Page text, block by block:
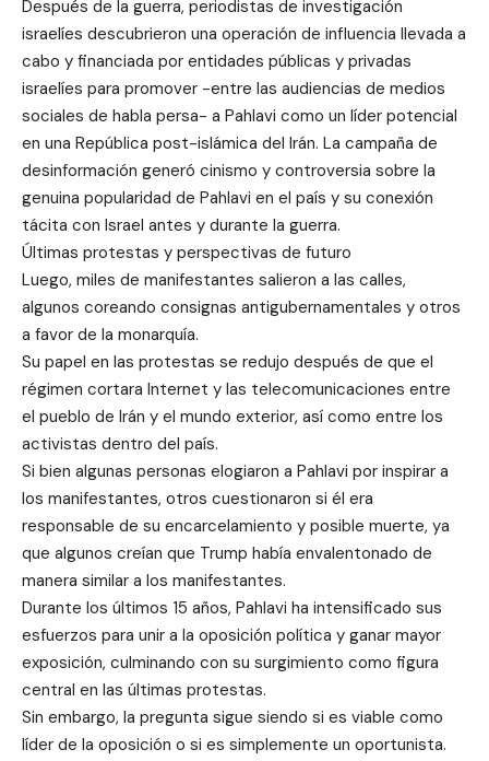
Después de la guerra, periodistas de investigación
israelíes descubrieron una operación de influencia llevada a
cabo y financiada por entidades públicas y privadas
israelíes para promover -entre las audiencias de medios
sociales de habla persa- a Pahlavi como un líder potencial
en una República post-islámica del Irán. La campaña de
desinformación generó cinismo y controversia sobre la
genuina popularidad de Pahlavi en el país y su conexión
tácita con Israel antes y durante la guerra.
Últimas protestas y perspectivas de futuro
Luego, miles de manifestantes salieron a las calles,
algunos coreando consignas antigubernamentales y otros
a favor de la monarquía.
Su papel en las protestas se redujo después de que el
régimen cortara Internet y las telecomunicaciones entre
el pueblo de Irán y el mundo exterior, así como entre los
activistas dentro del país.
Si bien algunas personas elogiaron a Pahlavi por inspirar a
los manifestantes, otros cuestionaron si él era
responsable de su encarcelamiento y posible muerte, ya
que algunos creían que Trump había envalentonado de
manera similar a los manifestantes.
Durante los últimos 15 años, Pahlavi ha intensificado sus
esfuerzos para unir a la oposición política y ganar mayor
exposición, culminando con su surgimiento como figura
central en las últimas protestas.
Sin embargo, la pregunta sigue siendo si es viable como
líder de la oposición o si es simplemente un oportunista.